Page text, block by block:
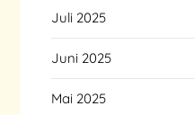
Juli 2025
Juni 2025
Mai 2025